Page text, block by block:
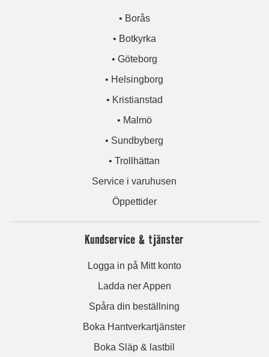
• Borås
• Botkyrka
• Göteborg
• Helsingborg
• Kristianstad
• Malmö
• Sundbyberg
• Trollhättan
Service i varuhusen
Öppettider
Kundservice & tjänster
Logga in på Mitt konto
Ladda ner Appen
Spåra din beställning
Boka Hantverkartjänster
Boka Släp & lastbil